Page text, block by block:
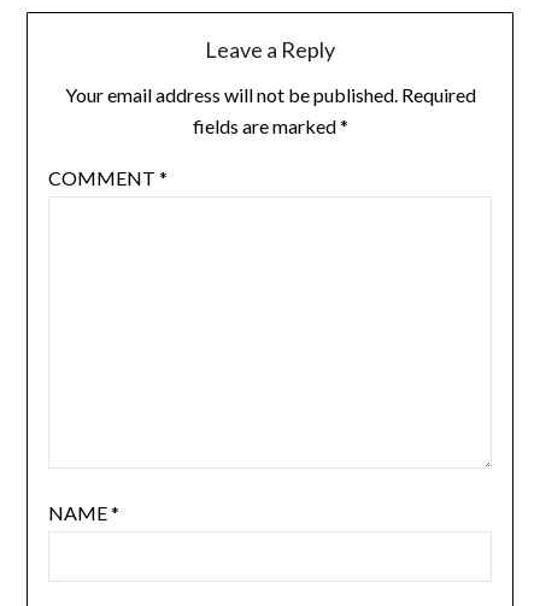
Leave a Reply
Your email address will not be published. Required
fields are marked*
COMMENT *
NAME*